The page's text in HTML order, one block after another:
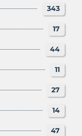
343
17
44
11
27
14
47